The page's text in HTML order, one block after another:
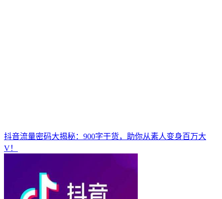
抖音流量密码大揭秘：900字干货，助你从素人变身百万大
V！